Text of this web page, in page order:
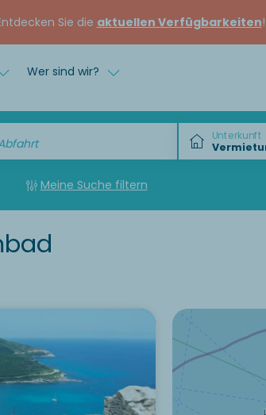
Sie die aktuellen Verfügbarkeiten!
Wer sind wir?
Unterkunft
Meine Suche filtern